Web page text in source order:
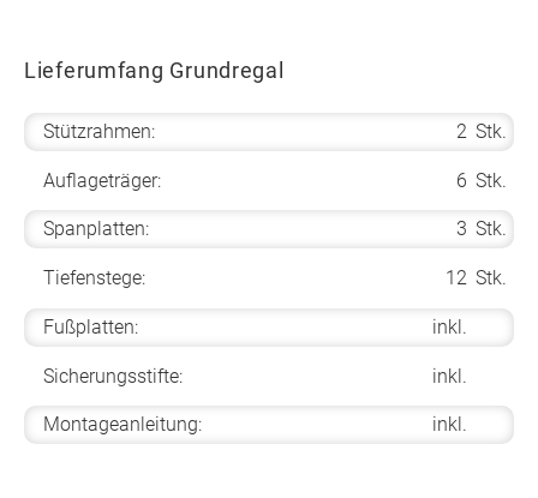
Lieferumfang Grundregal
Stützrahmen: 2 Stk.
Auflageträger: 6 Stk.
Spanplatten: 3 Stk.
Tiefenstege: 12 Stk.
Fußplatten: inkl.
Sicherungsstifte: inkl.
Montageanleitung: inkl.